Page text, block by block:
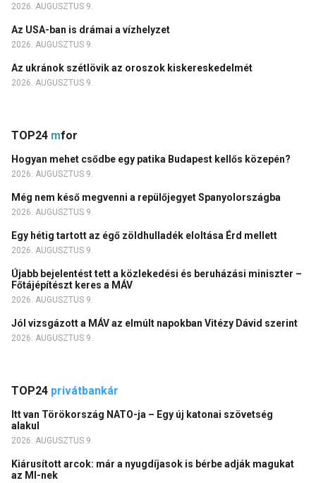
2026. AUGUSZTUS 9.
Az USA-ban is drámai a vízhelyzet
2026. AUGUSZTUS 9.
Az ukránok szétlövik az oroszok kiskereskedelmét
2026. AUGUSZTUS 9.
TOP24 mfor
Hogyan mehet csődbe egy patika Budapest kellős közepén?
2026. AUGUSZTUS 9.
Még nem késő megvenni a repülőjegyet Spanyolországba
2026. AUGUSZTUS 9.
Egy hétig tartott az égő zöldhulladék eloltása Érd mellett
2026. AUGUSZTUS 9.
Újabb bejelentést tett a közlekedési és beruházási miniszter –
Főtájépítészt keres a MÁV
2026. AUGUSZTUS 9.
Jól vizsgázott a MÁV az elmúlt napokban Vitézy Dávid szerint
2026. AUGUSZTUS 9.
TOP24 privátbankár
Itt van Törökország NATO-ja – Egy új katonai szövetség
alakul
2026. AUGUSZTUS 9.
Kiárusított arcok: már a nyugdíjasok is bérbe adják magukat
az MI-nek